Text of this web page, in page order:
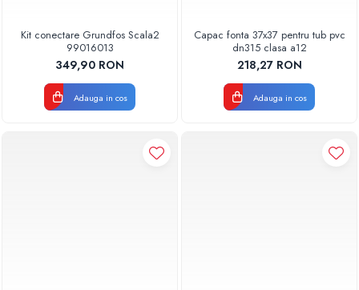
Kit conectare Grundfos Scala2
99016013
349,90 RON
Adauga in cos
Capac fonta 37x37 pentru tub pvc
dn315 clasa a12
218,27 RON
Adauga in cos